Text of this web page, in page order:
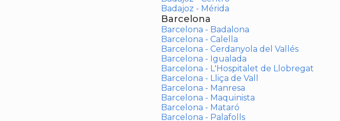
Badajoz - Mérida
Barcelona
Barcelona - Badalona
Barcelona - Calella
Barcelona - Cerdanyola del Vallés
Barcelona - Igualada
Barcelona - L'Hospitalet de Llobregat
Barcelona - Lliça de Vall
Barcelona - Manresa
Barcelona - Maquinista
Barcelona - Mataró
Barcelona - Palafolls